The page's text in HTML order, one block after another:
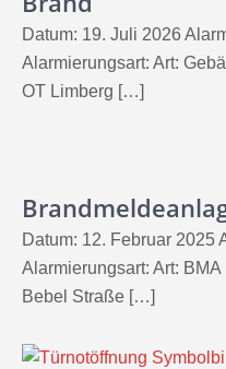
Datum: 19. Juli 2026
Alarmierungsart: Art:
OT Limberg […]
Datum: 12. Februar 2025
Alarmierungsart: Art:
Bebel Straße […]